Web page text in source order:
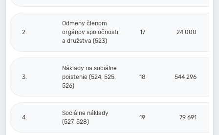
2.
Odmeny členom
orgánov spoločnosti
a družstva (523)
17 24 000
3.
Náklady na sociálne
poistenie (524, 525,
526)
18 544 296
4.
Sociálne náklady
(527, 528)
19 79 691